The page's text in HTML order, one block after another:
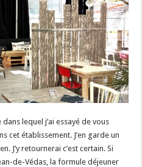
lequel j’ai essayé de vous
cet établissement. J’en garde un
J’y retournerai c’est certain. Si
de-Védas, la formule déjeuner